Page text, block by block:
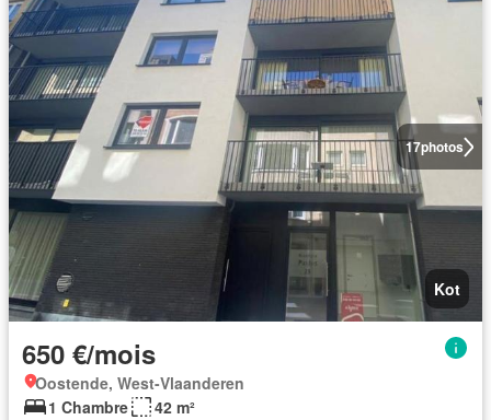
17photos
Kot
650 €/mois
Oostende, West-Vlaanderen
1 Chambre
42 m²